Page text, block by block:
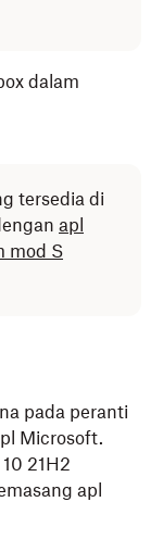
dalam
tersedia di
apl
mod S
pada peranti
Microsoft.
21H2
apl